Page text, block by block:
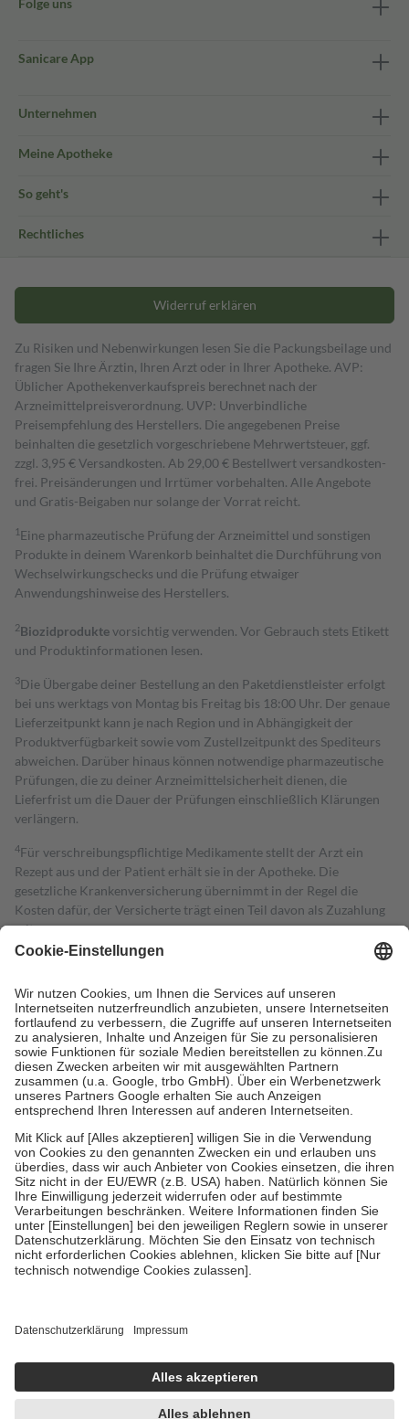
Folge uns
Sanicare App
Unternehmen
Meine Apotheke
So geht's
Rechtliches
Widerruf erklären
Zu Risiken und Nebenwirkungen lesen Sie die Packungsbeilage und
fragen Sie Ihre Ärztin, Ihren Arzt oder in Ihrer Apotheke. AVP:
Üblicher Apothekenverkaufspreis berechnet nach der
Arzneimittelpreisverordnung. UVP: Unverbindliche
Preisempfehlung des Herstellers. Die angegebenen Preise
beinhalten die gesetzlich vorgeschriebene Mehrwertsteuer, ggf.
zzgl. 3,95 € Versandkosten. Ab 29,00 € Bestell­wert versand­kosten­
frei. Preisänderungen und Irrtümer vorbehalten. Alle Angebote
und Gratis-Beigaben nur solange der Vorrat reicht.
1 Eine pharmazeutische Prüfung der Arzneimittel und sonstigen
Produkte in deinem Warenkorb beinhaltet die Durchführung von
Wechselwirkungschecks und die Prüfung etwaiger
Anwendungshinweise des Herstellers.
2Biozidproduktevorsichtig verwenden. Vor Gebrauch stets Etikett
und Produktinformationen lesen.
3Die Übergabe deiner Bestellung an den Paketdienstleister erfolgt
bei uns werktags von Montag bis Freitag bis 18:00 Uhr. Der genaue
Lieferzeitpunkt kann je nach Region und in Abhängigkeit der
Produktverfügbarkeit sowie vom Zustellzeitpunkt des Spediteurs
abweichen. Darüber hinaus können notwendige pharmazeutische
Prüfungen, die zu deiner Arzneimittelsicherheit dienen, die
Lieferfrist um die Dauer der Prüfungen einschließlich Klärungen
verlängern.
4Für verschreibungspflichtige Medikamente stellt der Arzt ein
Rezept aus und der Patient erhält sie in der Apotheke. Die
gesetzliche Krankenversicherung übernimmt in der Regel die
Kosten dafür, der Versicherte trägt einen Teil davon als Zuzahlung
mit.
Grundsätzlich leisten Mitglieder Zuzahlungen in Höhe von zehn
höchstens zehn Euro.
Es sind jedoch nie mehr als die tatsächlichen
Kosten der Leistung zu entrichten.
Diese Regeln gelten grundsätzlich auch für Online-Apotheken.
Bei Heilmitteln und häuslicher Krankenpflege beträgt die
Zuzahlung zehn Prozent der Kosten sowie zehn Euro je
Verordnung.
Um das Engagement der Versicherten für ihre eigene Gesundheit zu
stärken und die besondere Stellung der Familie zu unterstützen,
fallenkeine Zuzahlungenan bei:
• Kindern und Jugendlichen bis zum vollendeten 18. Lebensjahr
mit Ausnahme der Fahrkosten
• Untersuchungen zur Vorsorge und Früherkennung, die von der
GKV getragen werden
• empfohlenen Schutzimpfungen
• Harn- und Blutteststreifen
getroffen, um sicherzustellen, dass es sich um echte Bewertungen
https://help.etrusted.com/hc/de/articles/4419944605341
Einige Bilder und Inhalte wurden unter Zuhilfenahme künstlicher